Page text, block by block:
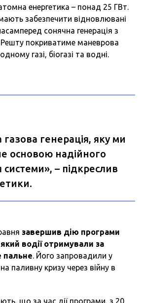
енергетика – понад 25 ГВт.
забезпечити відновлювані
сонячна генерація з
покриватиме маневрова
газі, біогазі та водні.
генерація, яку ми
основою надійного
системи», – підкреслив
завершив дію програми
водії отримували за
пальне. Його запровадили у
паливну кризу через війну в
що за час дії програми, з 20